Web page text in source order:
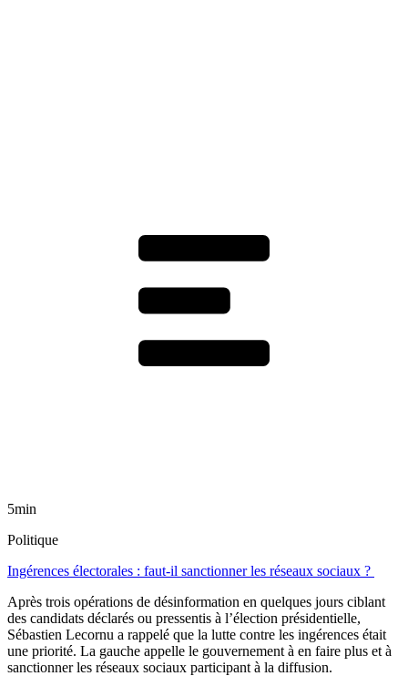
5min
Politique
Ingérences électorales : faut-il sanctionner les réseaux sociaux ?
Après trois opérations de désinformation en quelques jours ciblant
des candidats déclarés ou pressentis à l’élection présidentielle,
Sébastien Lecornu a rappelé que la lutte contre les ingérences était
une priorité. La gauche appelle le gouvernement à en faire plus et à
sanctionner les réseaux sociaux participant à la diffusion.